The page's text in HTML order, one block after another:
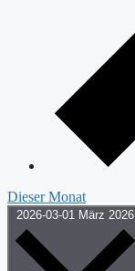
Dieser Monat
2026-03-01 März 2026